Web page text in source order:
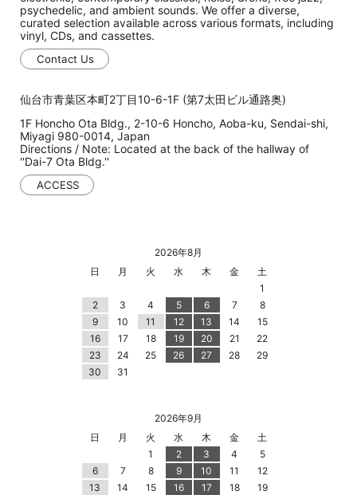
psychedelic, and ambient sounds. We offer a diverse,
curated selection available across various formats, including
vinyl, CDs, and cassettes.
Contact Us
仙台市青葉区本町2丁目10-6-1F (第7太田ビル通路奥)
1F Honcho Ota Bldg., 2-10-6 Honcho, Aoba-ku, Sendai-shi,
Miyagi 980-0014, Japan
Directions / Note: Located at the back of the hallway of
''Dai-7 Ota Bldg.''
ACCESS
2026年8月
日
月 火 水 木 金
土
1
2
3 4 5 6 7
8
9
10 11 12 13 14
15
16
17 18 19 20 21
22
23
24 25 26 27 28
29
30
31
2026年9月
日
月 火 水 木 金
土
1
2 3 4
5
6
7 8 9 10 11
12
13
14 15 16 17 18
19